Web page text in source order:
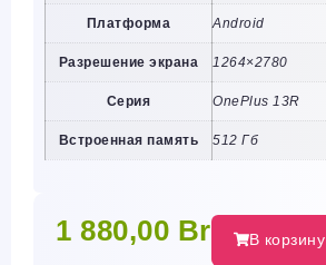
Платформа Android
Разрешение экрана 1264×2780
Серия OnePlus 13R
Встроенная память 512 Гб
1 880,00 Br В корзину